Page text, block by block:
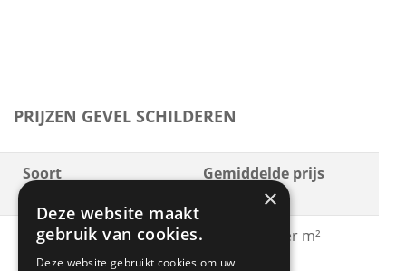
PRIJZEN GEVEL SCHILDEREN
Soort
Gemiddelde prijs
Gevel schilderen met
acrylaatverf
€ 15 - € 30 per m²
×
Deze website maakt
gebruik van cookies.
Deze website gebruikt cookies om uw